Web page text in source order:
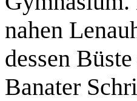
nahen
dessen
Banater